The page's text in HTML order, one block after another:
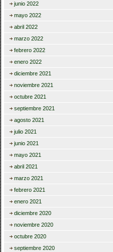
junio 2022
mayo 2022
abril 2022
marzo 2022
febrero 2022
enero 2022
diciembre 2021
noviembre 2021
octubre 2021
septiembre 2021
agosto 2021
julio 2021
junio 2021
mayo 2021
abril 2021
marzo 2021
febrero 2021
enero 2021
diciembre 2020
noviembre 2020
octubre 2020
septiembre 2020